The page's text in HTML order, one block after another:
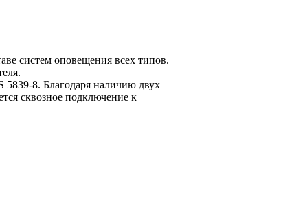
систем оповещения всех типов.
5839-8. Благодаря наличию двух
сквозное подключение к